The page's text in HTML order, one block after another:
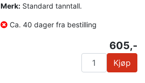
Merk: Standard tanntall.
Ca. 40 dager fra bestilling
605,-
Kjøp